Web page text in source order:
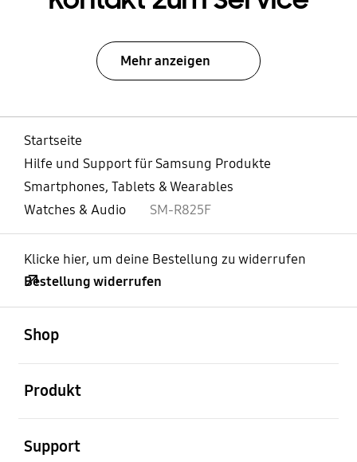
Mehr anzeigen
Startseite
Hilfe und Support für Samsung Produkte
Smartphones, Tablets & Wearables
Watches & Audio
SM-R825F
Klicke hier, um deine Bestellung zu widerrufen
Bestellung widerrufen
Shop
Produkt
Support